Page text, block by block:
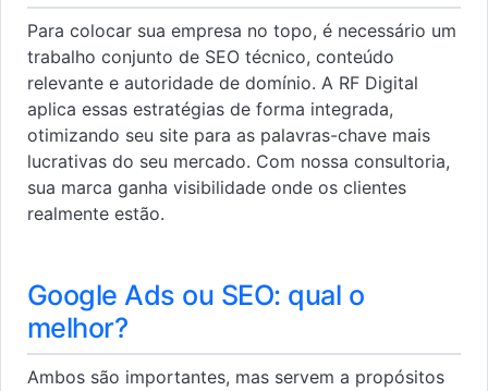
Para colocar sua empresa no topo, é necessário um
trabalho conjunto de SEO técnico, conteúdo
relevante e autoridade de domínio. A RF Digital
aplica essas estratégias de forma integrada,
otimizando seu site para as palavras-chave mais
lucrativas do seu mercado. Com nossa consultoria,
sua marca ganha visibilidade onde os clientes
realmente estão.
Google Ads ou SEO: qual o
melhor?
Ambos são importantes, mas servem a propósitos